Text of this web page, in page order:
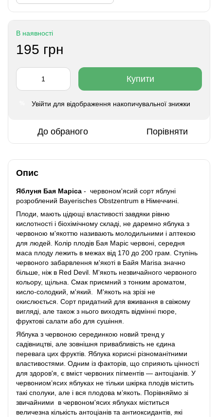
В наявності
195 грн
Купити
Увійти для відображення накопичувальної знижки
До обраного Порівняти
Опис
Яблуня Бая Маріса - червоном'ясий сорт яблуні
розроблений Bayerisches Obstzentrum в Німеччині.
Плоди, мають цідющі властивості завдяки рівню
кислотності і біохімічному складі, не даремно яблука з
червоною м'якоттю називають молодильними і аптекою
для людей. Колір плодів Бая Маріс червоні, середня
маса плоду лежить в межах від 170 до 200 грам. Ступінь
червоного забарвлення м'якоті в Байя Marisa значно
більше, ніж в Red Devil. М'якоть незвичайного червоного
кольору, щільна. Смак приємний з тонким ароматом,
кисло-солодкий, м'який. М'якоть на зрізі не
окислюється. Сорт придатний для вживання в свіжому
вигляді, але також з нього виходять відмінні пюре,
фруктові салати або для сушіння.
Яблука з червоною серединкою новий тренд у
садівництві, але зовнішня привабливість не єдина
перевага цих фруктів. Яблука корисні різноманітними
властивостями. Одним із факторів, що сприяють цінності
для здоров'я, є вміст червоних пігментів — антоціанів. У
червониом’ясих яблуках не тільки шкірка плодів містить
такі сполуки, але і вся плодова м’якоть. Порівняймо зі
звичайними в червоном'ясих яблуках міститься
величезна кількість антоціанів та антиоксидантів, які